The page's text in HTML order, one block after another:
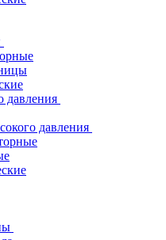
давления
давления